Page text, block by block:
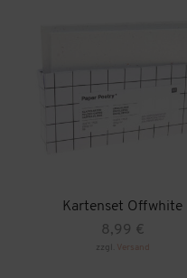
Kartenset Offwhite
8,99 €
zzgl. Versand